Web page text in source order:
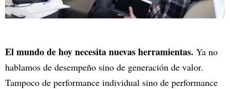
El mundo de hoy necesita nuevas herramientas. Ya no
hablamos de desempeño sino de generación de valor.
Tampoco de performance individual sino de performance